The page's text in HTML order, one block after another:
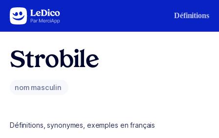
Aller au contenu Définitions
Strobile
nom masculin
Définitions, synonymes, exemples en français